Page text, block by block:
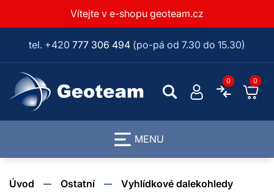
Vítejte v e-shopu geoteam.cz
tel. +420 777 306 494 (po-pá od 7.30 do 15.30)
0 0
MENU
Úvod Ostatní Vyhlídkové dalekohledy